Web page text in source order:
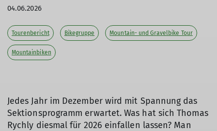
04.06.2026
Tourenbericht Bikegruppe Mountain- und Gravelbike Tour
Mountainbiken
Jedes Jahr im Dezember wird mit Spannung das
Sektionsprogramm erwartet. Was hat sich Thomas
Rychly diesmal für 2026 einfallen lassen? Man